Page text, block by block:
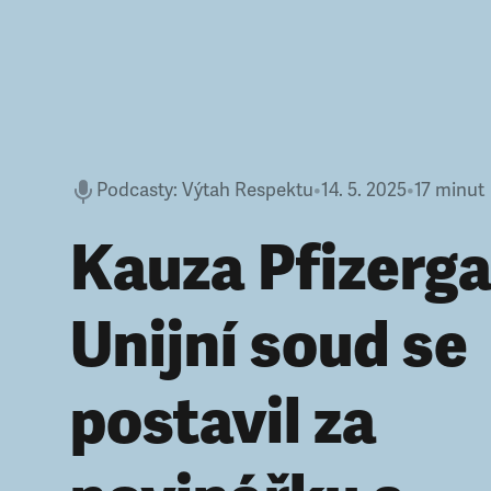
Podcasty: Výtah Respektu•14. 5. 2025•17 minut
Kauza
Unijní soud se
postavil za